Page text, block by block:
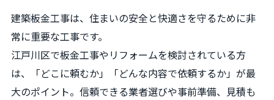
建築板金工事は、住まいの安全と快適さを守るために非
常に重要な工事です。
江戸川区で板金工事やリフォームを検討されている方
は、「どこに頼むか」「どんな内容で依頼するか」が最
大のポイント。信頼できる業者選びや事前準備、見積も